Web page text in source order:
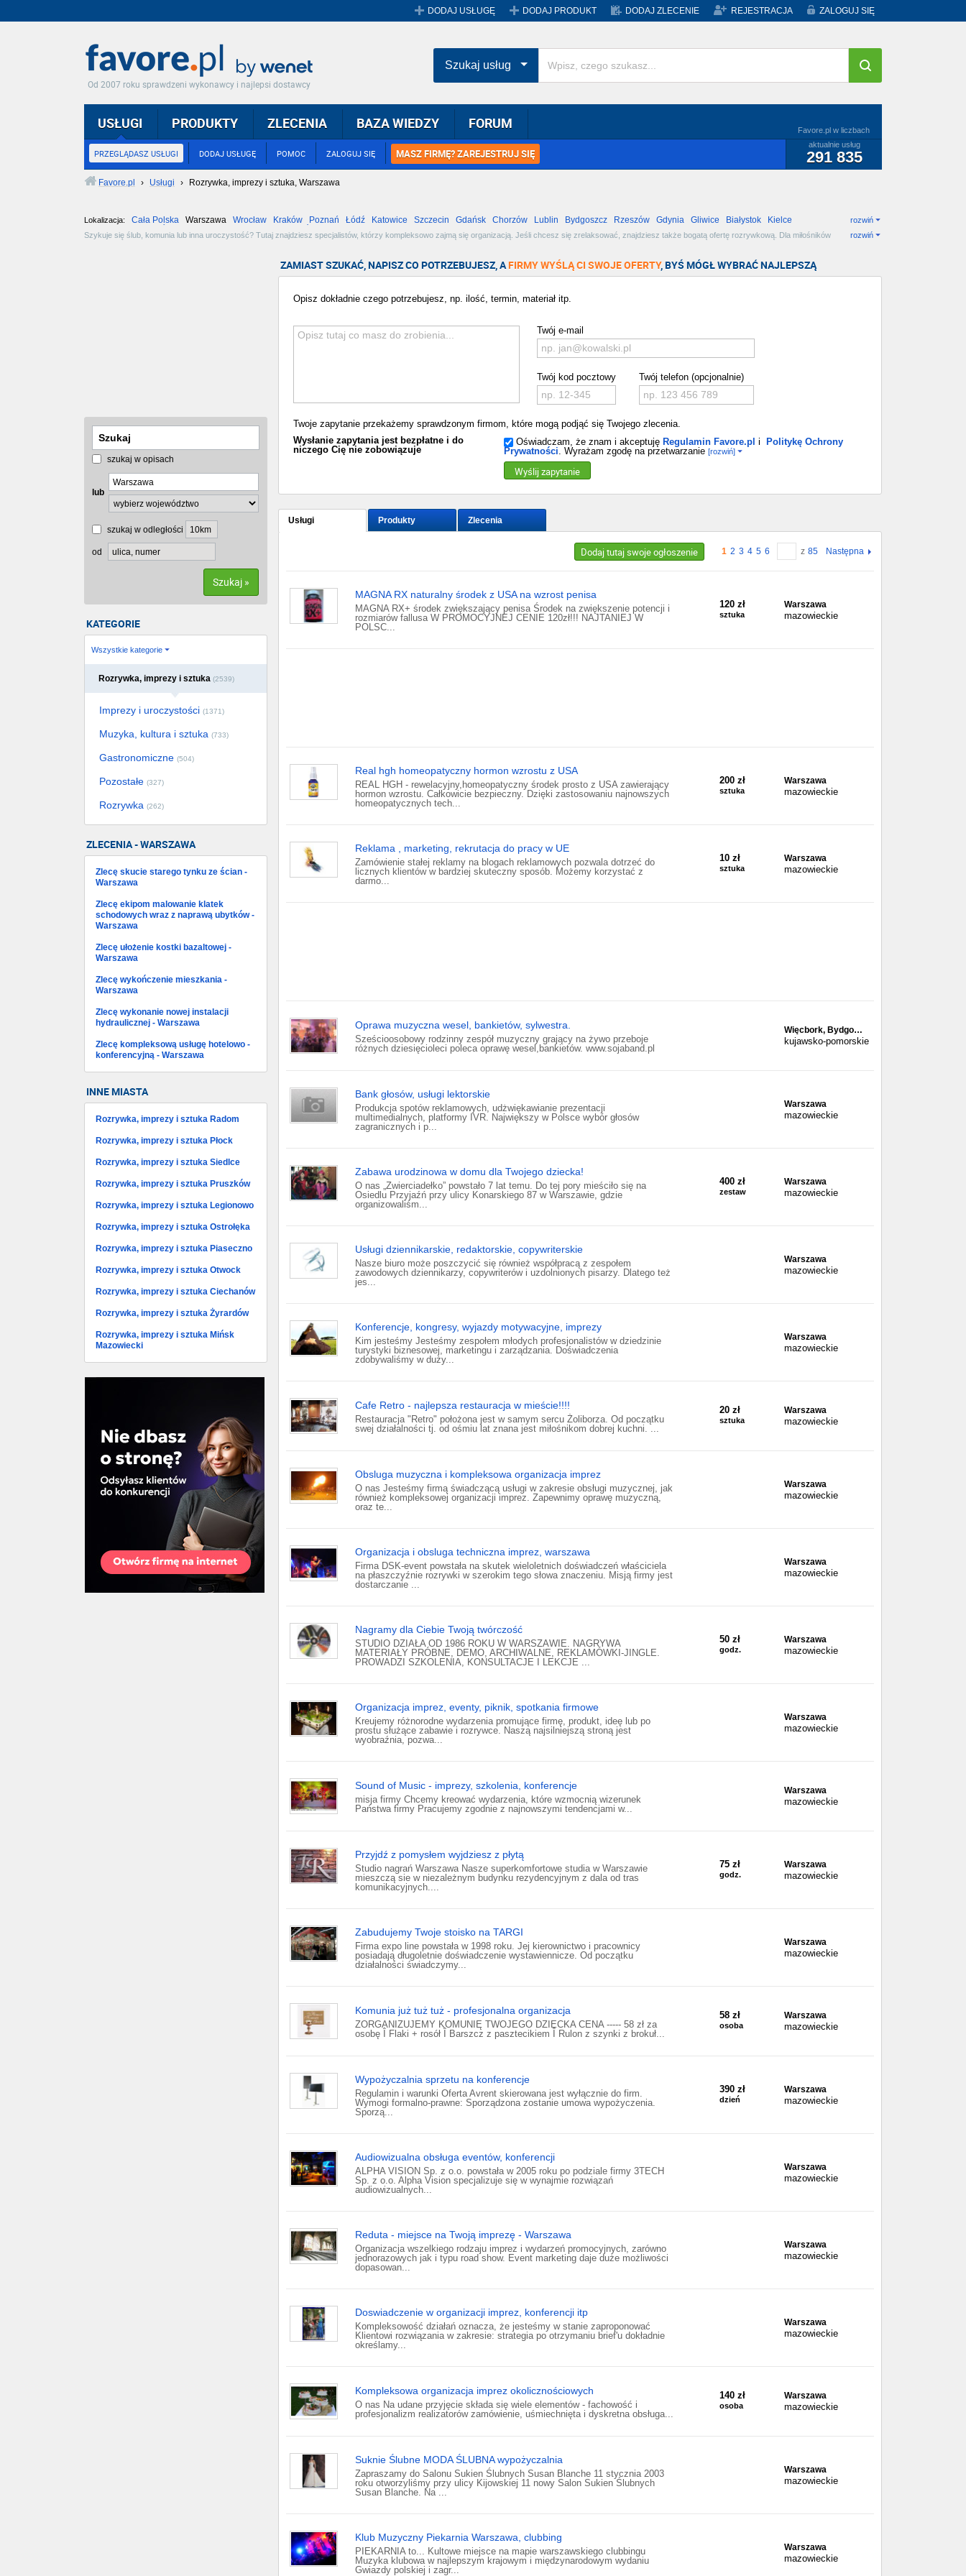
DODAJ USŁUGĘ DODAJ PRODUKT DODAJ ZLECENIE REJESTRACJA ZALOGUJ SIĘ
Od 2007 roku sprawdzeni wykonawcy i najlepsi dostawcy
USŁUGI
PRZEGLĄDASZ USŁUGI DODAJ USŁUGĘ POMOC ZALOGUJ SIĘ MASZ FIRMĘ? ZAREJESTRUJ SIĘ
Favore.pl w liczbach
aktualnie usług
291 835
PRODUKTY ZLECENIA BAZA WIEDZY FORUM
Szukaj usług
Favore.pl › Usługi › Rozrywka, imprezy i sztuka, Warszawa
Lokalizacja: Cała Polska Warszawa Wrocław Kraków Poznań Łódź Katowice Szczecin Gdańsk Chorzów Lublin Bydgoszcz Rzeszów Gdynia Gliwice Białystok
Kielce
rozwiń
Szykuje się ślub, komunia lub inna uroczystość? Tutaj znajdziesz specjalistów, którzy kompleksowo zajmą się organizacją. Jeśli chcesz się zrelaksować, znajdziesz także bogatą ofertę rozrywkową. Dla miłośników
rozwiń
szukaj w opisach
lub
szukaj w odległości
od
Szukaj »
KATEGORIE
Wszystkie kategorie
Rozrywka, imprezy i sztuka (2539)
Imprezy i uroczystości (1371)
Muzyka, kultura i sztuka (733)
Gastronomiczne (504)
Pozostałe (327)
Rozrywka (262)
ZLECENIA - WARSZAWA
Zlecę skucie starego tynku ze ścian -
Warszawa
Zlecę ekipom malowanie klatek
schodowych wraz z naprawą ubytków -
Warszawa
Zlecę ułożenie kostki bazaltowej -
Warszawa
Zlecę wykończenie mieszkania -
Warszawa
Zlecę wykonanie nowej instalacji
hydraulicznej - Warszawa
Zlecę kompleksową usługę hotelowo -
konferencyjną - Warszawa
INNE MIASTA
Rozrywka, imprezy i sztuka Radom
Rozrywka, imprezy i sztuka Płock
Rozrywka, imprezy i sztuka Siedlce
Rozrywka, imprezy i sztuka Pruszków
Rozrywka, imprezy i sztuka Legionowo
Rozrywka, imprezy i sztuka Ostrołęka
Rozrywka, imprezy i sztuka Piaseczno
Rozrywka, imprezy i sztuka Otwock
Rozrywka, imprezy i sztuka Ciechanów
Rozrywka, imprezy i sztuka Żyrardów
Rozrywka, imprezy i sztuka Mińsk
Mazowiecki
ZAMIAST SZUKAĆ, NAPISZ CO POTRZEBUJESZ, AFIRMY WYŚLĄ CI SWOJE OFERTY, BYŚ MÓGŁ WYBRAĆ NAJLEPSZĄ
Opisz dokładnie czego potrzebujesz, np. ilość, termin, materiał itp.
Twój e-mail
Twój kod pocztowy Twój telefon (opcjonalnie)
Twoje zapytanie przekażemy sprawdzonym firmom, które mogą podjąć się Twojego zlecenia.
Wysłanie zapytania jest bezpłatne i do
niczego Cię nie zobowiązuje
Oświadczam, że znam i akceptuję Regulamin Favore.pl i
Politykę Ochrony
Prywatności. Wyrażam zgodę na przetwarzanie [rozwiń]
Wyślij zapytanie
Usługi Produkty Zlecenia
Dodaj tutaj swoje ogłoszenie 1 2 3 4 5 6 z 85 Następna
MAGNA RX naturalny środek z USA na wzrost penisa
MAGNA RX+ środek zwiększający penisa Środek na zwiększenie potencji i
rozmiarów fallusa W PROMOCYJNEJ CENIE 120zł!!! NAJTANIEJ W
POLSC...
120 zł
sztuka
Warszawa
mazowieckie
Real hgh homeopatyczny hormon wzrostu z USA
REAL HGH - rewelacyjny,homeopatyczny środek prosto z USA zawierający
hormon wzrostu. Całkowicie bezpieczny. Dzięki zastosowaniu najnowszych
homeopatycznych tech...
200 zł
sztuka
Warszawa
mazowieckie
Reklama , marketing, rekrutacja do pracy w UE
Zamówienie stałej reklamy na blogach reklamowych pozwala dotrzeć do
licznych klientów w bardziej skuteczny sposób. Możemy korzystać z
darmo...
10 zł
sztuka
Warszawa
mazowieckie
Oprawa muzyczna wesel, bankietów, sylwestra.
Sześcioosobowy rodzinny zespół muzyczny grający na żywo przeboje
różnych dziesięcioleci poleca oprawę wesel,bankietów. www.sojaband.pl
Więcbork, Bydgo…
kujawsko-pomorskie
Bank głosów, usługi lektorskie
Produkcja spotów reklamowych, udżwiękawianie prezentacji
multimedialnych, platformy IVR. Największy w Polsce wybór głosów
zagranicznych i p...
Warszawa
mazowieckie
Zabawa urodzinowa w domu dla Twojego dziecka!
O nas „Zwierciadełko” powstało 7 lat temu. Do tej pory mieściło się na
Osiedlu Przyjaźń przy ulicy Konarskiego 87 w Warszawie, gdzie
organizowaliśm...
400 zł
zestaw
Warszawa
mazowieckie
Usługi dziennikarskie, redaktorskie, copywriterskie
Nasze biuro może poszczycić się również współpracą z zespołem
zawodowych dziennikarzy, copywriterów i uzdolnionych pisarzy. Dlatego też
jes...
Warszawa
mazowieckie
Konferencje, kongresy, wyjazdy motywacyjne, imprezy
Kim jesteśmy Jesteśmy zespołem młodych profesjonalistów w dziedzinie
turystyki biznesowej, marketingu i zarządzania. Doświadczenia
zdobywaliśmy w duży...
Warszawa
mazowieckie
Cafe Retro - najlepsza restauracja w mieście!!!!
Restauracja "Retro" położona jest w samym sercu Żoliborza. Od początku
swej działalności tj. od ośmiu lat znana jest miłośnikom dobrej kuchni. ...
20 zł
sztuka
Warszawa
mazowieckie
Obsluga muzyczna i kompleksowa organizacja imprez
O nas Jesteśmy firmą świadczącą usługi w zakresie obsługi muzycznej, jak
również kompleksowej organizacji imprez. Zapewnimy oprawę muzyczną,
oraz te...
Warszawa
mazowieckie
Organizacja i obsluga techniczna imprez, warszawa
Firma DSK-event powstała na skutek wieloletnich doświadczeń właściciela
na płaszczyźnie rozrywki w szerokim tego słowa znaczeniu. Misją firmy jest
dostarczanie ...
Warszawa
mazowieckie
Nagramy dla Ciebie Twoją twórczość
STUDIO DZIAŁA OD 1986 ROKU W WARSZAWIE. NAGRYWA
MATERIAŁY PRÓBNE, DEMO, ARCHIWALNE, REKLAMÓWKI-JINGLE.
PROWADZI SZKOLENIA, KONSULTACJE I LEKCJE ...
50 zł
godz.
Warszawa
mazowieckie
Organizacja imprez, eventy, piknik, spotkania firmowe
Kreujemy różnorodne wydarzenia promujące firmę, produkt, ideę lub po
prostu służące zabawie i rozrywce. Naszą najsilniejszą stroną jest
wyobraźnia, pozwa...
Warszawa
mazowieckie
Sound of Music - imprezy, szkolenia, konferencje
misja firmy Chcemy kreować wydarzenia, które wzmocnią wizerunek
Państwa firmy Pracujemy zgodnie z najnowszymi tendencjami w...
Warszawa
mazowieckie
Przyjdź z pomysłem wyjdziesz z płytą
Studio nagrań Warszawa Nasze superkomfortowe studia w Warszawie
mieszczą sie w niezależnym budynku rezydencyjnym z dala od tras
komunikacyjnych....
75 zł
godz.
Warszawa
mazowieckie
Zabudujemy Twoje stoisko na TARGI
Firma expo line powstała w 1998 roku. Jej kierownictwo i pracownicy
posiadają długoletnie doświadczenie wystawiennicze. Od początku
działalności świadczymy...
Warszawa
mazowieckie
Komunia już tuż tuż - profesjonalna organizacja
ZORGANIZUJEMY KOMUNIĘ TWOJEGO DZIECKA CENA ----- 58 zł za
osobę Î Flaki + rosół Î Barszcz z pasztecikiem Î Rulon z szynki z brokuł...
58 zł
osoba
Warszawa
mazowieckie
Wypożyczalnia sprzetu na konferencje
Regulamin i warunki Oferta Avrent skierowana jest wyłącznie do firm.
Wymogi formalno-prawne: Sporządzona zostanie umowa wypożyczenia.
Sporzą...
390 zł
dzień
Warszawa
mazowieckie
Audiowizualna obsługa eventów, konferencji
ALPHA VISION Sp. z o.o. powstała w 2005 roku po podziale firmy 3TECH
Sp. z o.o. Alpha Vision specjalizuje się w wynajmie rozwiązań
audiowizualnych...
Warszawa
mazowieckie
Reduta - miejsce na Twoją imprezę - Warszawa
Organizacja wszelkiego rodzaju imprez i wydarzeń promocyjnych, zarówno
jednorazowych jak i typu road show. Event marketing daje duże możliwości
dopasowan...
Warszawa
mazowieckie
Doswiadczenie w organizacji imprez, konferencji itp
Kompleksowość działań oznacza, że jesteśmy w stanie zaproponować
Klientowi rozwiązania w zakresie: strategia po otrzymaniu brief'u dokładnie
określamy...
Warszawa
mazowieckie
Kompleksowa organizacja imprez okolicznościowych
O nas Na udane przyjęcie składa się wiele elementów - fachowość i
profesjonalizm realizatorów zamówienie, uśmiechnięta i dyskretna obsługa...
140 zł
osoba
Warszawa
mazowieckie
Suknie Ślubne MODA ŚLUBNA wypożyczalnia
Zapraszamy do Salonu Sukien Ślubnych Susan Blanche 11 stycznia 2003
roku otworzyliśmy przy ulicy Kijowskiej 11 nowy Salon Sukien Ślubnych
Susan Blanche. Na ...
Warszawa
mazowieckie
Klub Muzyczny Piekarnia Warszawa, clubbing
PIEKARNIA to... Kultowe miejsce na mapie warszawskiego clubbingu
Muzyka klubowa w najlepszym krajowym i międzynarodowym wydaniu
Gwiazdy polskiej i zagr...
Warszawa
mazowieckie